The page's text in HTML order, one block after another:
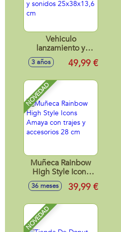
Vehiculo
lanzamiento y
rescate Paw Patrol
con luces y sonidos
3 años 49,99 €
NOVEDAD
Muñeca Rainbow
High Style Icons
Amaya con trajes y
accesorios 28 cm
36 meses 39,99 €
NOVEDAD